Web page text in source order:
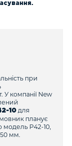
при
компанії New
10для
планує
модель Р42-10,
мм.